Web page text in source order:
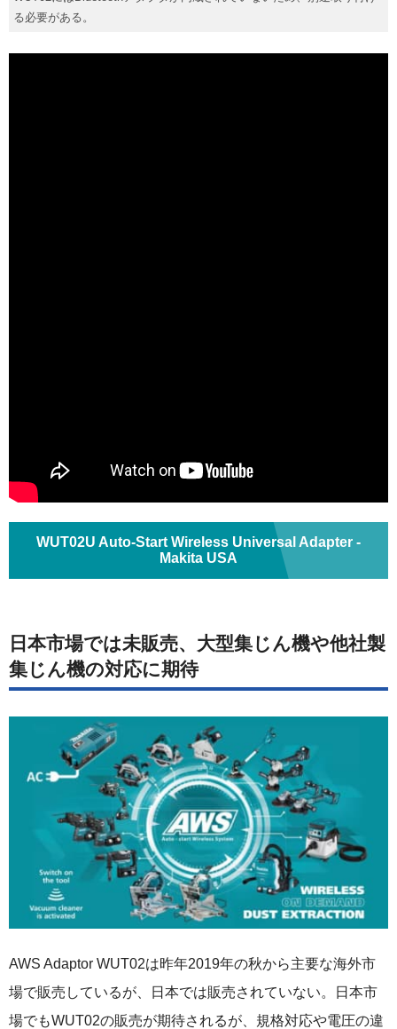
る必要がある。
WUT02U Auto‑Start Wireless Universal Adapter -
Makita USA
日本市場では未販売、大型集じん機や他社製
集じん機の対応に期待
AWS Adaptor WUT02は昨年2019年の秋から主要な海外市
場で販売しているが、日本では販売されていない。日本市
場でもWUT02の販売が期待されるが、規格対応や電圧の違